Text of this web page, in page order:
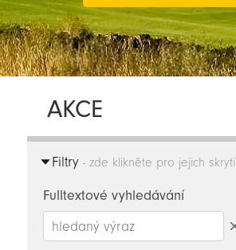
AKCE
Filtry- zde klikněte pro jejich skrytí
Fulltextové vyhledávání